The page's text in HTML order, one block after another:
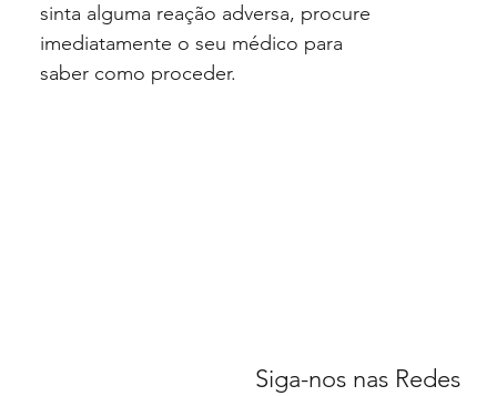
sinta alguma reação adversa, procure
imediatamente o seu médico para
saber como proceder.
Siga-nos nas Redes